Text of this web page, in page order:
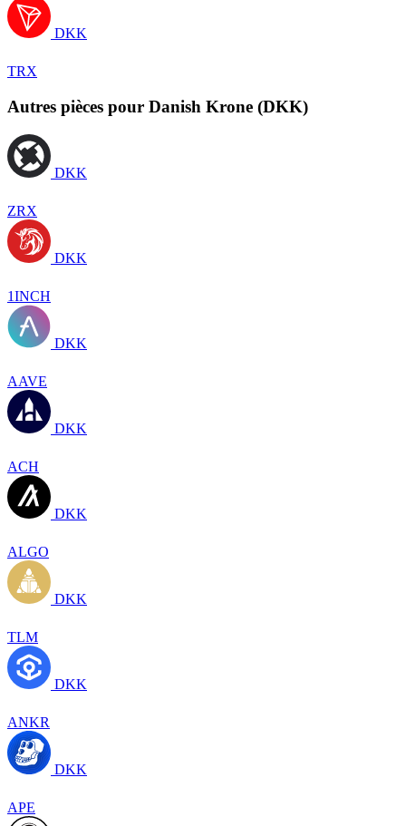
DKK
TRX
Autres pièces pour Danish Krone (DKK)
DKK
ZRX
DKK
1INCH
DKK
AAVE
DKK
ACH
DKK
ALGO
DKK
TLM
DKK
ANKR
DKK
APE